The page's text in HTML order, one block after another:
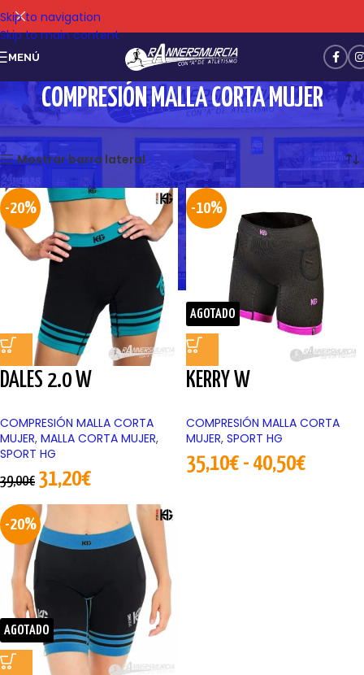
Skip to navigation
Skip to main content
MENÚ
COMPRESIÓN MALLA CORTA MUJER
Mostrando los 3 resultados
Mostrar barra lateral
-20%
DALES 2.0 W
COMPRESIÓN MALLA CORTA
MUJER, MALLA CORTA MUJER,
SPORT HG
39,00€ 31,20€
-10%
AGOTADO
KERRY W
COMPRESIÓN MALLA CORTA
MUJER, SPORT HG
35,10€ - 40,50€
-20%
AGOTADO